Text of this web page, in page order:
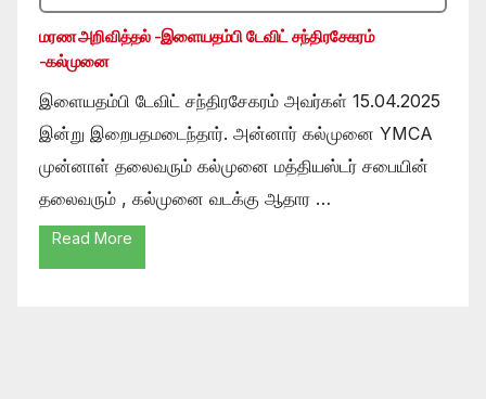
மரண அறிவித்தல் -இளையதம்பி டேவிட் சந்திரசேகரம்
-கல்முனை
இளையதம்பி டேவிட் சந்திரசேகரம் அவர்கள் 15.04.2025
இன்று இறைபதமடைந்தார். அன்னார் கல்முனை YMCA
முன்னாள் தலைவரும் கல்முனை மத்தியஸ்டர் சபையின்
தலைவரும் , கல்முனை வடக்கு ஆதார …
Read More